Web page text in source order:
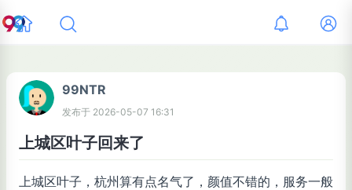
99NTR
发布于 2026-05-07 16:31
上城区叶子回来了
上城区叶子，杭州算有点名气了，颜值不错的，服务一般